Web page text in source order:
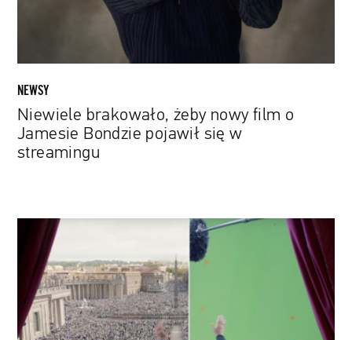
w
streamingu
NEWSY
Niewiele brakowało, żeby nowy film o
Jamesie Bondzie pojawił się w
streamingu
filmów,
których
efekty